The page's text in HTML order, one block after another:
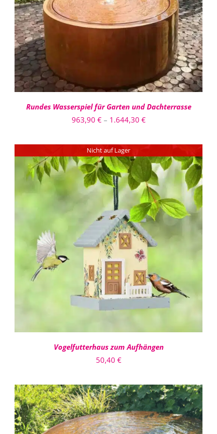
PRODUKT
WEIST
MEHRERE
VARIANTEN
OPTIONEN
KÖNNEN
AUF
DER
GEWÄHLT
WERDEN
DETAILS
Rundes Wasserspiel für Garten und Dachterrasse
963,90 € – 1.644,30 €Preisspanne:
bis
1.644,30 €
Nicht auf Lager
DETAILS
Vogelfutterhaus zum Aufhängen
50,40 €